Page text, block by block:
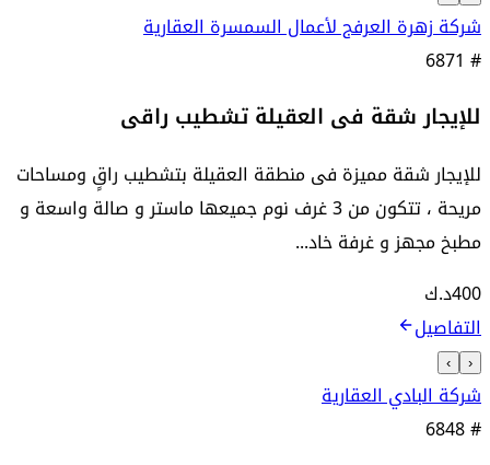
شركة زهرة العرفج لأعمال السمسرة العقارية
6871 #
للإيجار شقة فى العقيلة تشطيب راقى
للإيجار شقة مميزة فى منطقة العقيلة بتشطيب راقٍ ومساحات
مريحة ، تتكون من 3 غرف نوم جميعها ماستر و صالة واسعة و
مطبخ مجهز و غرفة خاد...
400د.ك
التفاصيل
‹
›
شركة البادي العقارية
6848#